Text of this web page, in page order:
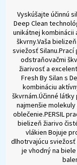
Vyskúšajte účinnú
Deep Clean
unikátnej
škvrny.Vaša
sviežosť Silanu.Prací
odstraňovačmi
žiarivosť a
Fresh By Silan s
kombináciu
škvrnám.Účinné
najmenšie
oblečenie.PERSIL
bielizeň žiarivo
vlákien Bojuje
dlhotrvajúcu sviežosť
je vhodný na